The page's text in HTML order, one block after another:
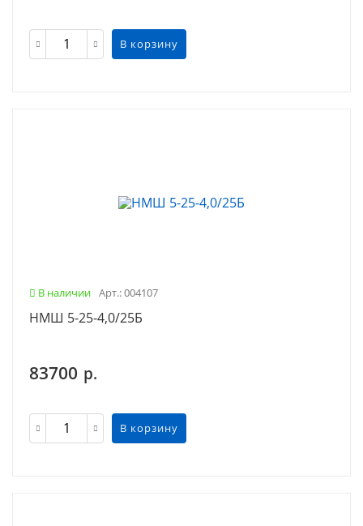
В корзину
В наличии Арт.: 004107
НМШ 5-25-4,0/25Б
83700 р.
В корзину